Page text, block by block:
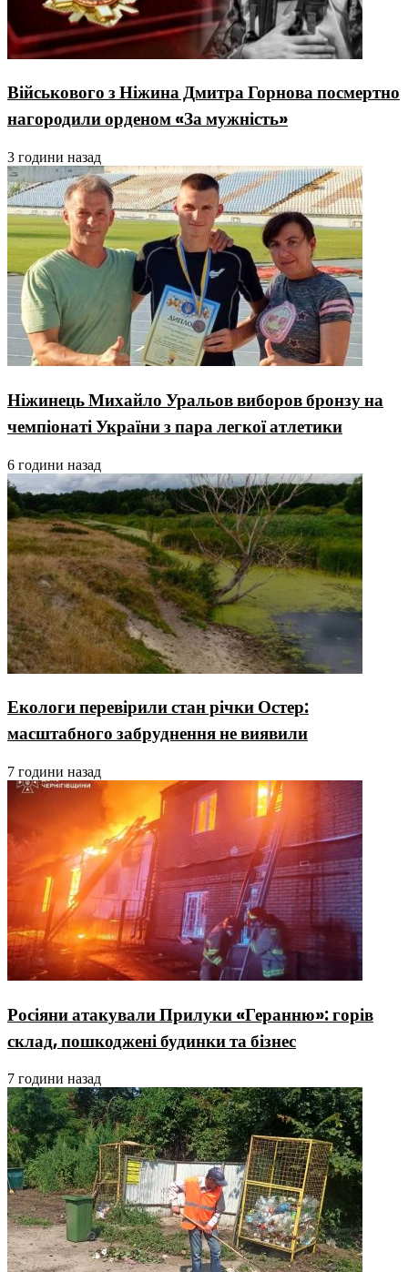
Військового з Ніжина Дмитра Горнова посмертно
нагородили орденом «За мужність»
3 години назад
Ніжинець Михайло Уральов виборов бронзу на
чемпіонаті України з пара легкої атлетики
6 години назад
Екологи перевірили стан річки Остер:
масштабного забруднення не виявили
7 години назад
Росіяни атакували Прилуки «Геранню»: горів
склад, пошкоджені будинки та бізнес
7 години назад